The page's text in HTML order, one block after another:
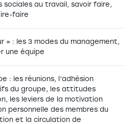
au travail, savoir faire,
faire
» : les 3 modes du management,
une équipe
: les réunions, l’adhésion
du groupe, les attitudes
les leviers de la motivation
personnelle des membres du
et la circulation de